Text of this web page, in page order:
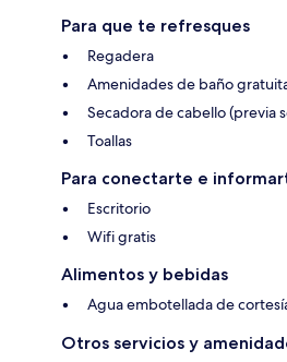
Para que te refresques
Regadera
Amenidades de baño
Secadora de cabello (previa
Toallas
Para conectarte e
Escritorio
Wifi gratis
Alimentos y bebidas
Agua embotellada de
Otros servicios y